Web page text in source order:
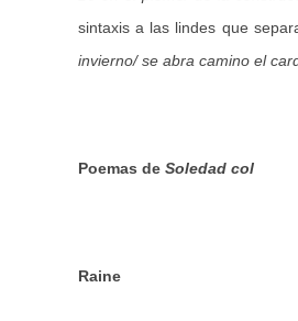
sintaxis a las lindes que
invierno/ se abra camino el
Poemas de Soledad col
Raine